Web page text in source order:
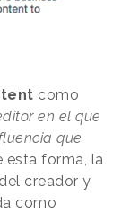
como
en el que
que
esta forma, la
creador y
como